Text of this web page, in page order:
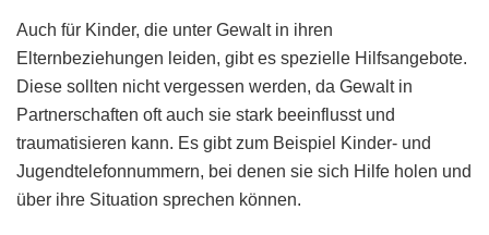
Auch für Kinder, die unter Gewalt in ihren
Elternbeziehungen leiden, gibt es spezielle Hilfsangebote.
Diese sollten nicht vergessen werden, da Gewalt in
Partnerschaften oft auch sie stark beeinflusst und
traumatisieren kann. Es gibt zum Beispiel Kinder- und
Jugendtelefonnummern, bei denen sie sich Hilfe holen und
über ihre Situation sprechen können.